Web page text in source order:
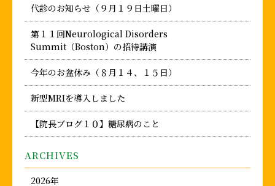
代診のお知らせ（９月１９日土曜日）
第１１回Neurological Disorders
Summit（Boston）の招待講演
今年のお盆休み（８月１４、１５日）
新型MRIを導入しました
【院長ブログ１０】糖尿病のこと
ARCHIVES
2026年